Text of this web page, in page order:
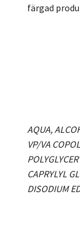
färgad
AQUA,
VP/VA
CAPRYLYL
DISODIUM